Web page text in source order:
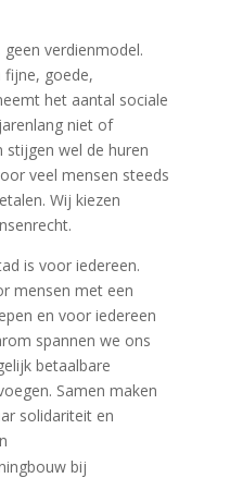
verdienmodel.
fijne, goede,
het aantal sociale
niet of
stijgen wel de huren
veel mensen steeds
Wij kiezen
is voor iedereen.
mensen met een
en voor iedereen
spannen we ons
betaalbare
Samen maken
solidariteit en
bij